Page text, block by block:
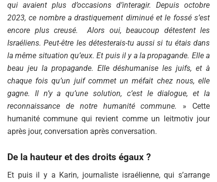
qui avaient plus d’occasions d’interagir. Depuis octobre
2023, ce nombre a drastiquement diminué et le fossé s’est
encore plus creusé. Alors oui, beaucoup détestent les
Israéliens. Peut-être les détesterais-tu aussi si tu étais dans
la même situation qu’eux. Et puis il y a la propagande. Elle a
beau jeu la propagande. Elle déshumanise les juifs, et à
chaque fois qu’un juif commet un méfait chez nous, elle
gagne. Il n’y a qu’une solution, c’est le dialogue, et la
reconnaissance de notre humanité commune.
» Cette
humanité commune qui revient comme un leitmotiv jour
après jour, conversation après conversation.
De la hauteur et des droits égaux ?
Et puis il y a Karin, journaliste israélienne, qui s’arrange